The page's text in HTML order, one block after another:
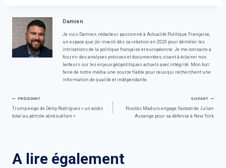
Damien
Je suis Damien, rédacteur passionné à Actualité Politique Française,
un espace que j'ai investi dès sa création en 2020 pour démêler les
intrications de la politique française et européenne. Je me consacre à
fournir des analyses précises et documentées, visant à éclairer nos
lecteurs sur les enjeux géopolitiques actuels avec intégrité. Mon but :
faire de notre média une source fiable pour ceux qui recherchent une
information de qualité et indépendante.
Navigation
PRÉCÉDENT
Trump exige de Delcy Rodríguez « un accès
total au pétrole vénézuélien »
SUIVANT
Nicolás Maduro engage l'avocat de Julian
Assange pour sa défense à New York
A lire également